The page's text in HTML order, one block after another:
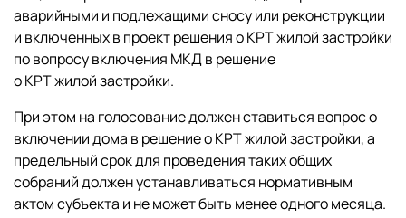
аварийными и подлежащими сносу или реконструкции
и включенных в проект решения о КРТ жилой застройки
по вопросу включения МКД в решение
о КРТ жилой застройки.
При этом на голосование должен ставиться вопрос о
включении дома в решение о КРТ жилой застройки, а
предельный срок для проведения таких общих
собраний должен устанавливаться нормативным
актом субъекта и не может быть менее одного месяца.